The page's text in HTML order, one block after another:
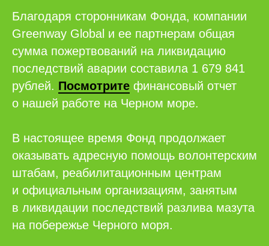
Благодаря сторонникам Фонда, компании
Greenway Global и ее партнерам общая
сумма пожертвований на ликвидацию
последствий аварии составила 1 679 841
рублей. Посмотрите финансовый отчет
о нашей работе на Черном море.
В настоящее время Фонд продолжает
оказывать адресную помощь волонтерским
штабам, реабилитационным центрам
и официальным организациям, занятым
в ликвидации последствий разлива мазута
на побережье Черного моря.